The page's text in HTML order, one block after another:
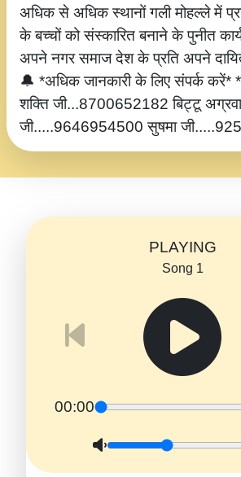
अधिक से अधिक स्थानों गली मोहल्ले में
के बच्चों को संस्कारित बनाने के पुनीत
अपने नगर समाज देश के प्रति अपने
🔔 *अधिक जानकारी के लिए संपर्क करें*
शक्ति जी...8700652182 बिट्टू
जी.....9646954500 सुषमा
PLAYING
Song 1
00:00